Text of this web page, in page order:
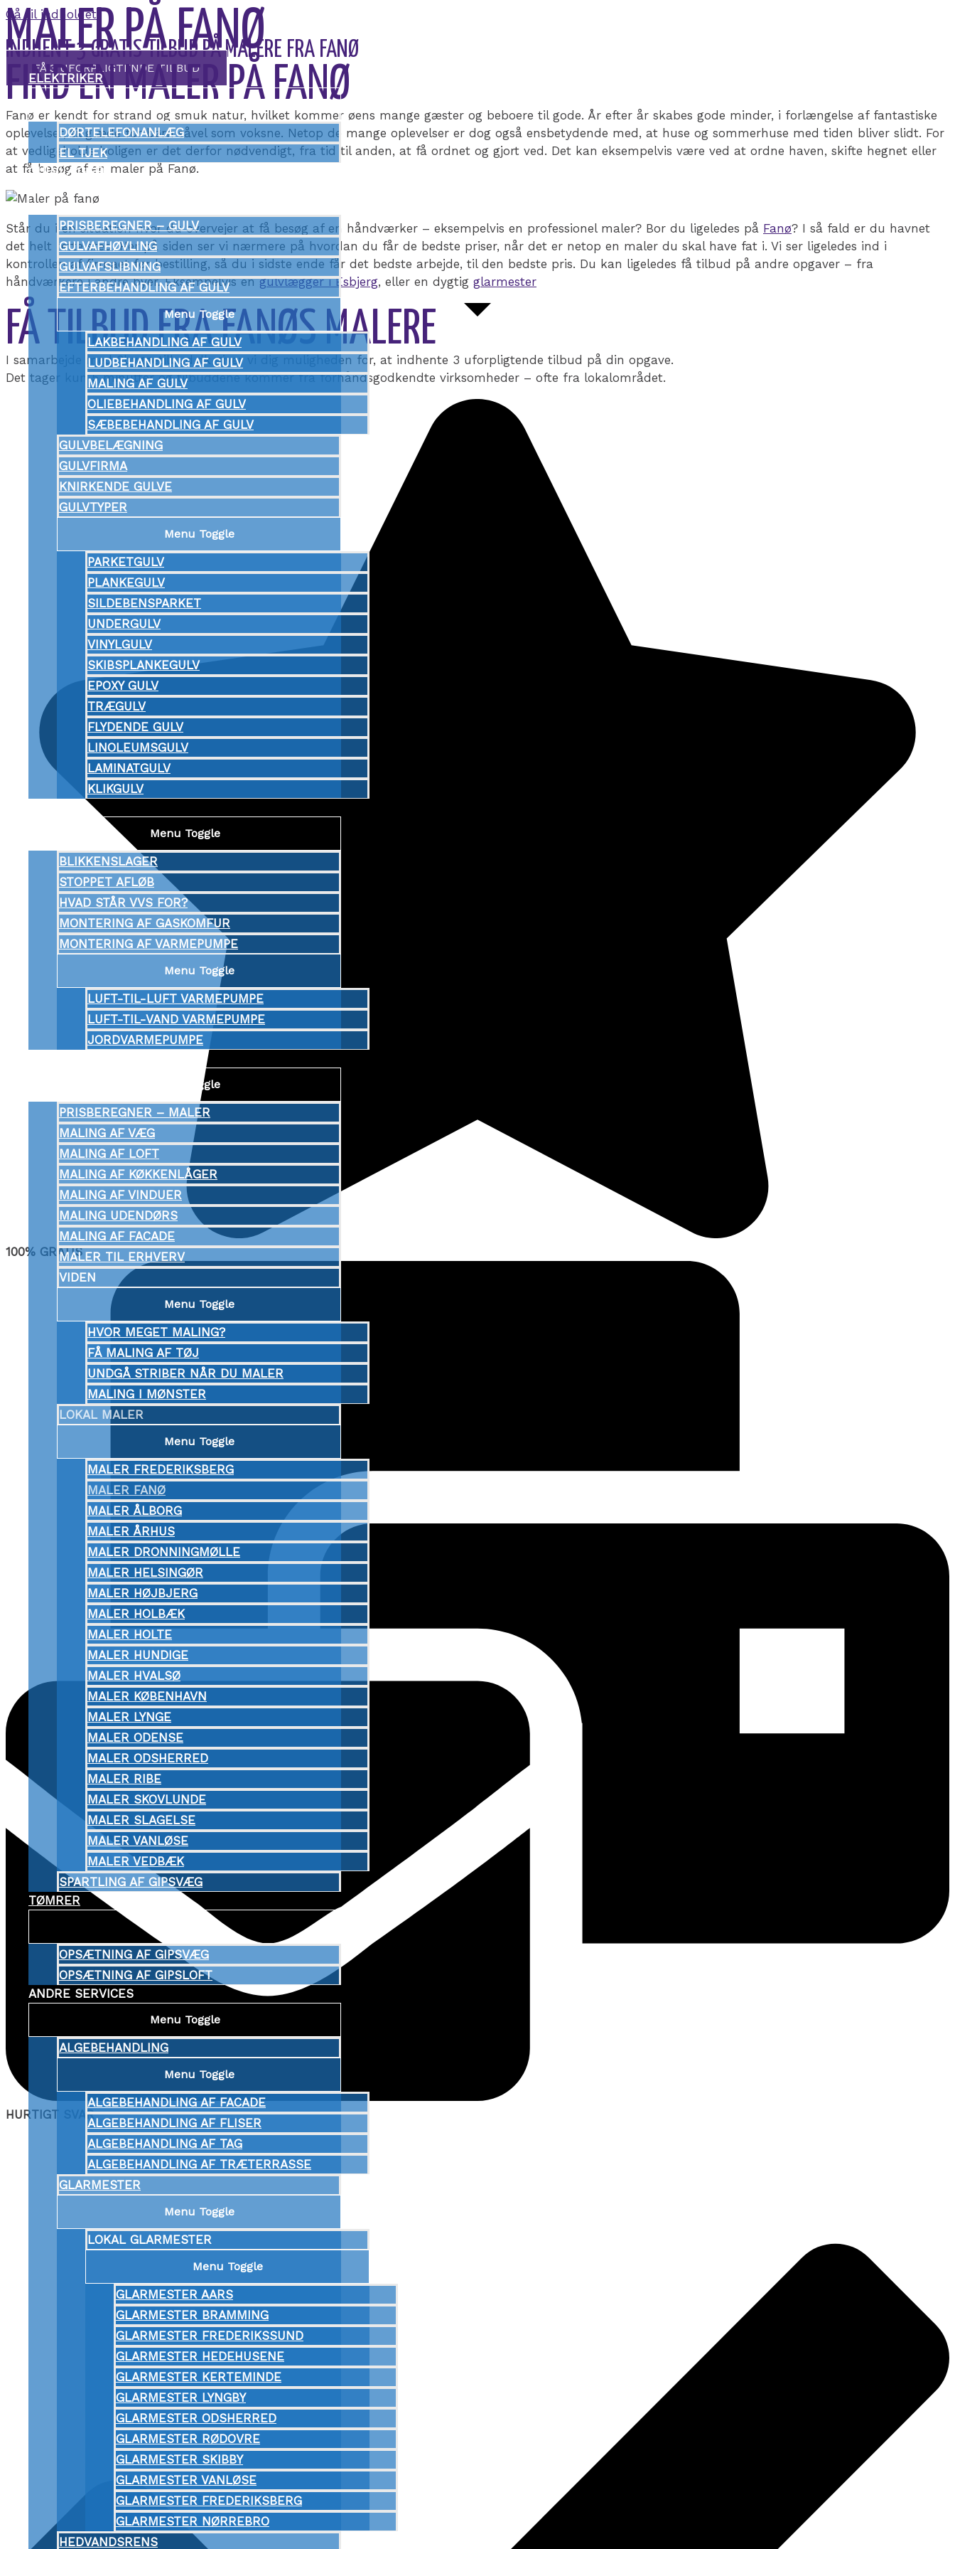
Gå til indholdet
ELEKTRIKER
DØRTELEFONANLÆG
EL TJEK
GULVLÆGGER
PRISBEREGNER – GULV
GULVAFHØVLING
GULVAFSLIBNING
EFTERBEHANDLING AF GULV
Menu Toggle
LAKBEHANDLING AF GULV
LUDBEHANDLING AF GULV
MALING AF GULV
OLIEBEHANDLING AF GULV
SÆBEBEHANDLING AF GULV
GULVBELÆGNING
GULVFIRMA
KNIRKENDE GULVE
GULVTYPER
Menu Toggle
PARKETGULV
PLANKEGULV
SILDEBENSPARKET
UNDERGULV
VINYLGULV
SKIBSPLANKEGULV
EPOXY GULV
TRÆGULV
FLYDENDE GULV
LINOLEUMSGULV
LAMINATGULV
KLIKGULV
Menu Toggle
BLIKKENSLAGER
STOPPET AFLØB
HVAD STÅR VVS FOR?
MONTERING AF GASKOMFUR
MONTERING AF VARMEPUMPE
Menu Toggle
LUFT-TIL-LUFT VARMEPUMPE
LUFT-TIL-VAND VARMEPUMPE
JORDVARMEPUMPE
Menu Toggle
PRISBEREGNER – MALER
MALING AF VÆG
MALING AF LOFT
MALING AF KØKKENLÅGER
MALING AF VINDUER
MALING UDENDØRS
MALING AF FACADE
MALER TIL ERHVERV
VIDEN
Menu Toggle
HVOR MEGET MALING?
FÅ MALING AF TØJ
UNDGÅ STRIBER NÅR DU MALER
MALING I MØNSTER
LOKAL MALER
Menu Toggle
MALER FREDERIKSBERG
MALER FANØ
MALER ÅLBORG
MALER ÅRHUS
MALER DRONNINGMØLLE
MALER HELSINGØR
MALER HØJBJERG
MALER HOLBÆK
MALER HOLTE
MALER HUNDIGE
MALER HVALSØ
MALER KØBENHAVN
MALER LYNGE
MALER ODENSE
MALER ODSHERRED
MALER RIBE
MALER SKOVLUNDE
MALER SLAGELSE
MALER VANLØSE
MALER VEDBÆK
SPARTLING AF GIPSVÆG
TØMRER
Menu Toggle
OPSÆTNING AF GIPSVÆG
OPSÆTNING AF GIPSLOFT
ANDRE SERVICES
Menu Toggle
ALGEBEHANDLING
Menu Toggle
ALGEBEHANDLING AF FACADE
ALGEBEHANDLING AF FLISER
ALGEBEHANDLING AF TAG
ALGEBEHANDLING AF TRÆTERRASSE
GLARMESTER
Menu Toggle
LOKAL GLARMESTER
Menu Toggle
GLARMESTER AARS
GLARMESTER BRAMMING
GLARMESTER FREDERIKSSUND
GLARMESTER HEDEHUSENE
GLARMESTER KERTEMINDE
GLARMESTER LYNGBY
GLARMESTER ODSHERRED
GLARMESTER RØDOVRE
GLARMESTER SKIBBY
GLARMESTER VANLØSE
GLARMESTER FREDERIKSBERG
GLARMESTER NØRREBRO
HEDVANDSRENS
MALER PÅ FANØ
INDHENT 3 GRATIS TILBUD PÅ MALERE FRA FANØ
FÅ 3 UFORPLIGTENDE TILBUD
FIND EN MALER PÅ FANØ
Fanø er kendt for strand og smuk natur, hvilket kommer øens mange gæster og beboere til gode. År efter år skabes gode minder, i forlængelse af fantastiske
oplevelser, til glæde for børn såvel som voksne. Netop de mange oplevelser er dog også ensbetydende med, at huse og sommerhuse med tiden bliver slidt. For
at vedligeholde boligen er det derfor nødvendigt, fra tid til anden, at få ordnet og gjort ved. Det kan eksempelvis være ved at ordne haven, skifte hegnet eller
at få besøg af en maler på Fanø.
Står du i en situation hvor du overvejer at få besøg af en håndværker – eksempelvis en professionel maler? Bor du ligeledes på Fanø? I så fald er du havnet
det helt rette sted. Her på siden ser vi nærmere på hvordan du får de bedste priser, når det er netop en maler du skal have fat i. Vi ser ligeledes ind i
kontrollen af firmaet før bestilling, så du i sidste ende får det bedste arbejde, til den bedste pris. Du kan ligeledes få tilbud på andre opgaver – fra
håndværkere i andre byer. Eksempelvis engulvlægger i Esbjerg, eller en dygtig glarmester
FÅ TILBUD FRA FANØS MALERE
I samarbejde med 3byggetilbud.dk giver vi dig muligheden for, at indhente 3 uforpligtende tilbud på din opgave.
Det tager kun 5 minutter og tilbuddene kommer fra forhåndsgodkendte virksomheder – ofte fra lokalområdet.
100% GRATIS
HURTIGT SVAR